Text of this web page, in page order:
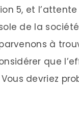
5, et
de la
à
que
devriez